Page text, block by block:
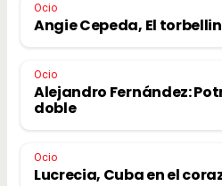
Ocio
Angie Cepeda, El
Ocio
Alejandro Fernández:
doble
Ocio
Lucrecia, Cuba en el